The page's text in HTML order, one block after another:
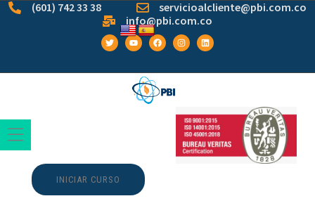
(601) 742 33 38
servicioalcliente@pbi.com.co
info@pbi.com.co
INICIAR CURSO